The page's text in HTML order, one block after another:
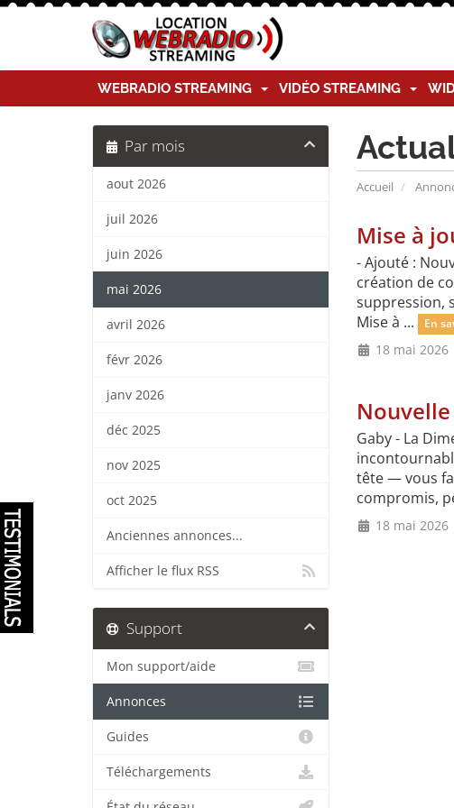
WEBRADIO STREAMING VIDÉO STREAMING
Accueil
Par mois
aout 2026
juil 2026
juin 2026
mai 2026
avril 2026
févr 2026
janv 2026
déc 2025
nov 2025
oct 2025
Anciennes annonces...
Afficher le flux RSS
Mise à
- Ajouté :
création de
suppression,
Mise à ...
En
18 mai 2026
Gaby - La
tête — vous
compromis,
18 mai 2026
Support
Mon support/aide
Annonces
Guides
Téléchargements